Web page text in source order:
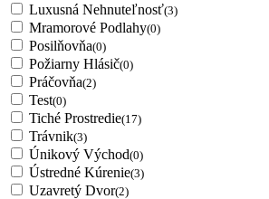
Luxusná Nehnuteľnosť(3)
Mramorové Podlahy(0)
Posilňovňa(0)
Požiarny Hlásič(0)
Práčovňa(2)
Test(0)
Tiché Prostredie(17)
Trávnik(3)
Únikový Východ(0)
Ústredné Kúrenie(3)
Uzavretý Dvor(2)